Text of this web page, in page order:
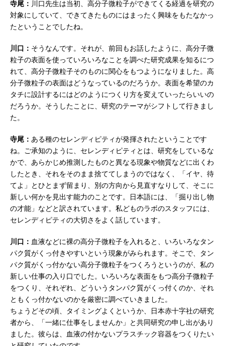
寺尾： 川口先生は当初、高分子微粒子ができてくる経過を研究の
対象にしていて、できてきたものにはまったく興味をもたなかっ
たということでしたね。
川口： そうなんです。それが、前回もお話したように、高分子微
粒子の表面を使っていろいろなことを調べた研究成果を知るにつ
れて、高分子微粒子そのものに関心をもつようになりました。高
分子微粒子の表面はどうなっているのだろうか。表面を希望のカ
タチに設計するにはどのようにつくり方を変えていったらいいの
だろうか。そうしたことに、研究のテーマがシフトして行きまし
た。
寺尾： ある種のセレンディピティが発揮されたということです
ね。ご承知のように、セレンディピティとは、研究をしているな
かで、あらかじめ推測したものと異なる現象や物質などに出くわ
したとき、それをそのまま捨ててしまうのではなく、「イヤ、待
てよ」とひとまず留まり、別の方向から見直すなりして、そこに
新しい何かを見出す能力のことです。日本語には、「掘り出し物
の才能」などと訳されています。私どものラボのスタッフには、
セレンディピティの大切さをよく話しています。
川口： 血液などに裸の高分子微粒子を入れると、いろいろなタン
パク質がくっ付きやすいという現象がみられます。そこで、タン
パク質がくっ付かない高分子微粒子をつくろうというのが、私の
新しい仕事の入り口でした。いろいろな表面をもつ高分子微粒子
をつくり、それぞれ、どういうタンパク質がくっ付くのか、それ
ともくっ付かないのかを厳密に調べていきました。
ちょうどその頃、タイミングよくというか、日本赤十字社の研究
者から、「一緒に仕事をしませんか」と共同研究の申し出があり
ました。彼らは、血液の付かないプラスチック容器をつくりたい